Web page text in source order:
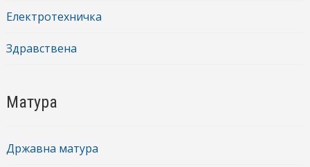
Електротехничка
Здравствена
Матура
Државна матура